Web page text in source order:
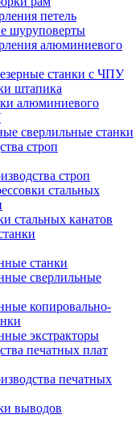
петель
шуруповерты
алюминиевого
станки с ЧПУ
штапика
алюминиевого
сверлильные станки
строп
строп
стальных
стальных канатов
станки
сверлильные
копировально-
экстракторы
печатных плат
печатных
выводов